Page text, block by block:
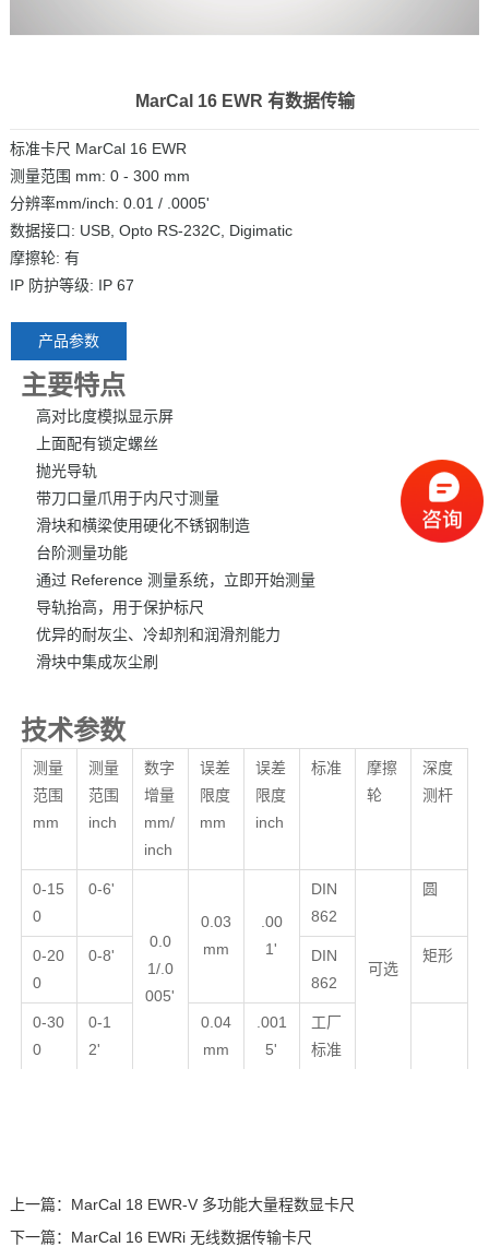
MarCal 16 EWR 有数据传输
标准卡尺 MarCal 16 EWR
测量范围 mm: 0 - 300 mm
分辨率mm/inch: 0.01 / .0005'
数据接口: USB, Opto RS-232C, Digimatic
摩擦轮: 有
IP 防护等级: IP 67
产品参数
主要特点
高对比度模拟显示屏
上面配有锁定螺丝
抛光导轨
带刀口量爪用于内尺寸测量
滑块和横梁使用硬化不锈钢制造
台阶测量功能
通过 Reference 测量系统，立即开始测量
导轨抬高，用于保护标尺
优异的耐灰尘、冷却剂和润滑剂能力
滑块中集成灰尘刷
技术参数
测量
范围
mm
测量
范围
inch
数字
增量
mm/
inch
误差
限度
mm
误差
限度
inch
标准
摩擦
轮
深度
测杆
0-15
0
0-6'
0.0
1/.0
005'
0.03
mm
.00
1'
DIN
862
可选
圆
0-20
0
0-8'
DIN
862
矩形
0-30
0
0-1
2'
0.04
mm
.001
5'
工厂
标准
上一篇： MarCal 18 EWR-V 多功能大量程数显卡尺
下一篇： MarCal 16 EWRi 无线数据传输卡尺